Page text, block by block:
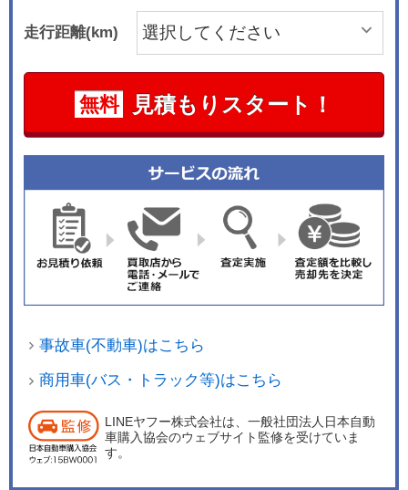
走行距離(km)
無料 見積もりスタート！
事故車(不動車)はこちら
商用車(バス・トラック等)はこちら
LINEヤフー株式会社は、一般社団法人日本自動
車購入協会のウェブサイト監修を受けていま
す。